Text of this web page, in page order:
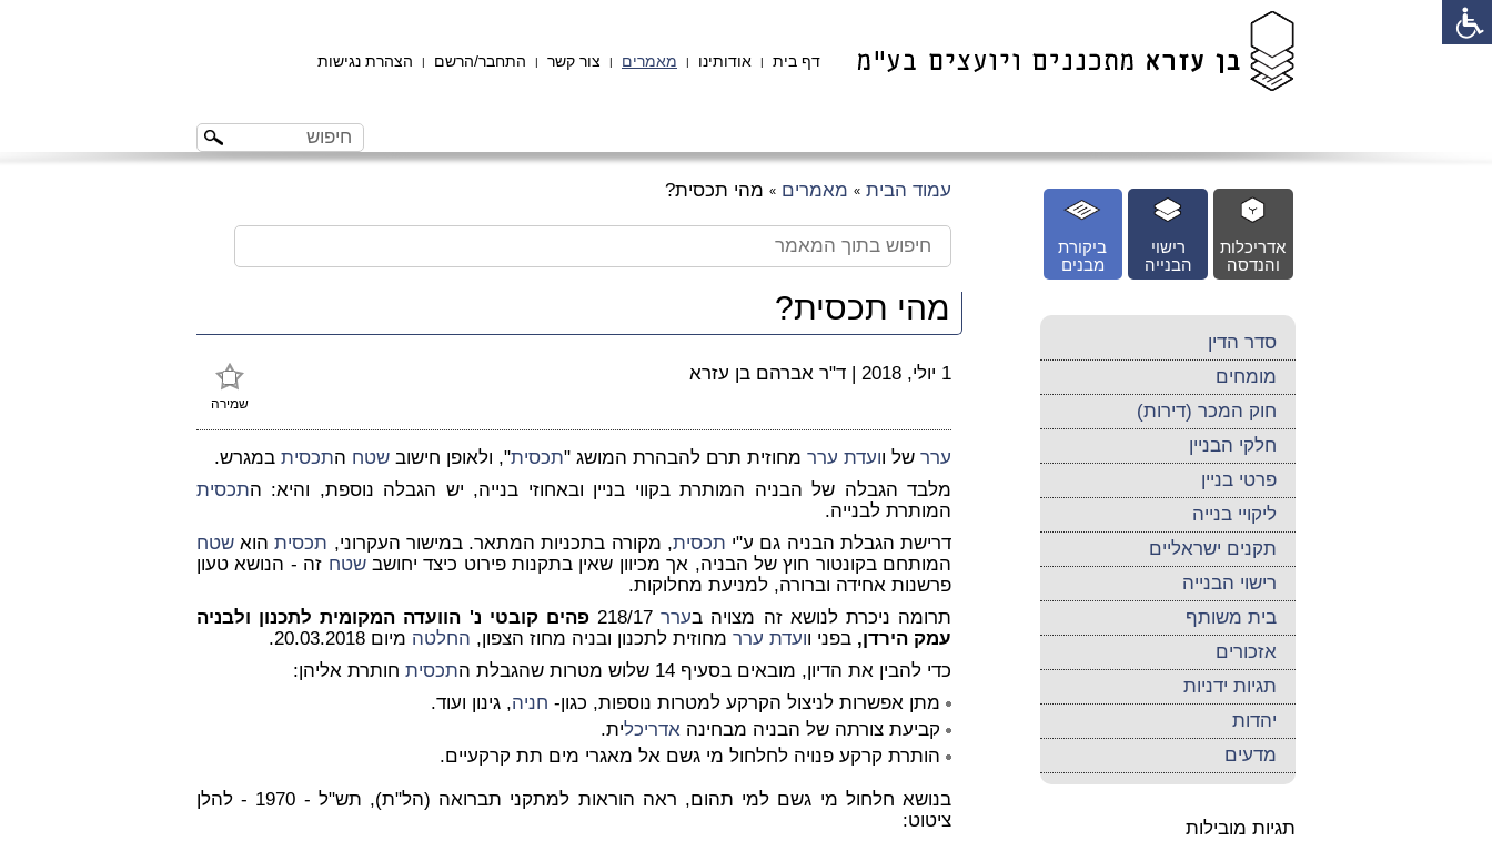
דף בית | אודותינו | מאמרים | צור קשר | התחבר/הרשם | הצהרת נגישות
עמוד הבית » מאמרים » מהי תכסית?
מהי תכסית?
שמירה
1 יולי, 2018 | ד"ר אברהם בן עזרא
ערר של וועדת ערר מחוזית תרם להבהרת המושג "תכסית", ולאופן חישוב שטח התכסית במגרש.
מלבד הגבלה של הבניה המותרת בקווי בניין ובאחוזי בנייה, יש הגבלה נוספת, והיא: התכסית
המותרת לבנייה.
דרישת הגבלת הבניה גם ע"י תכסית, מקורה בתכניות המתאר. במישור העקרוני, תכסיתהוא שטח
המותחם בקונטור חוץ של הבניה, אך מכיוון שאין בתקנות פירוט כיצד יחושבשטח זה - הנושא טעון
פרשנות אחידה וברורה, למניעת מחלוקות.
תרומה ניכרת לנושא זה מצויה בערר218/17
פהים קובטי נ' הוועדה המקומית לתכנון ולבניה
עמק הירדן, בפני וועדת ערר מחוזית לתכנון ובניה מחוז הצפון, החלטה מיום 20.03.2018.
כדי להבין את הדיון, מובאים בסעיף 14 שלוש מטרות שהגבלת ה
תכסית חותרת אליהן:
מתן אפשרות לניצול הקרקע למטרות נוספות, כגון- חניה, גינון ועוד.
קביעת צורתה של הבניה מבחינה אדריכלית.
הותרת קרקע פנויה לחלחול מי גשם אל מאגרי מים תת קרקעיים.
בנושא חלחול מי גשם למי תהום, ראה הוראות למתקני תברואה (הל"ת), תש"ל - 1970 - להלן
ציטוט:
ביקורת
מבנים
רישוי
הבנייה
אדריכלות
והנדסה
סדר הדין
מומחים
חוק המכר (דירות)
חלקי הבניין
פרטי בניין
ליקויי בנייה
תקנים ישראליים
רישוי הבנייה
בית משותף
אזכורים
תגיות ידניות
יהדות
מדעים
תגיות מובילות